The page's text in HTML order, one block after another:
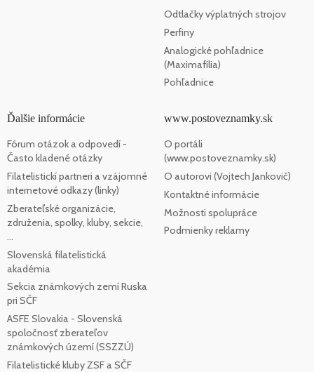
Odtlačky výplatných strojov
Perfiny
Analogické pohľadnice
(Maximafília)
Pohľadnice
Ďalšie informácie
Fórum otázok a odpovedí -
Často kladené otázky
Filatelistickí partneri a vzájomné
internetové odkazy (linky)
Zberateľské organizácie,
združenia, spolky, kluby, sekcie,
...
Slovenská filatelistická
akadémia
Sekcia známkových zemí Ruska
pri SČF
ASFE Slovakia - Slovenská
spoločnosť zberateľov
známkových území (SSZZÚ)
Filatelistické kluby ZSF a SČF
www.postoveznamky.sk
O portáli
(www.postoveznamky.sk)
O autorovi (Vojtech Jankovič)
Kontaktné informácie
Možnosti spolupráce
Podmienky reklamy